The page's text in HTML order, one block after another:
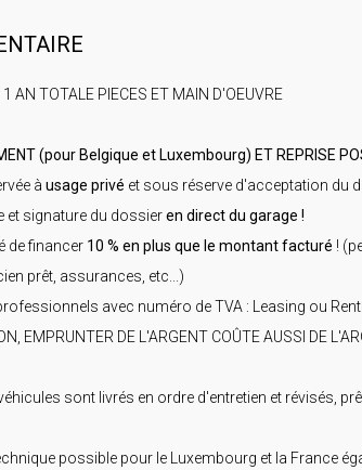
AN TOTALE PIECES ET MAIN D'OEUVRE
(pour Belgique et Luxembourg) ET REPRISE
à usage privé et sous réserve d'acceptation du
et signature du dossieren direct du garage !
de financer 10 % en plus que le montant facturé !
prêt, assurances, etc...)
avec numéro de TVA : Leasing ou
EMPRUNTER DE L'ARGENT COÛTE AUSSI DE
sont livrés en ordre d'entretien et révisés,
possible pour le Luxembourg et la France